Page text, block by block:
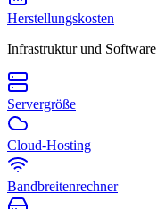
Herstellungskosten
Infrastruktur und Software
Servergröße
Cloud-Hosting
Bandbreitenrechner